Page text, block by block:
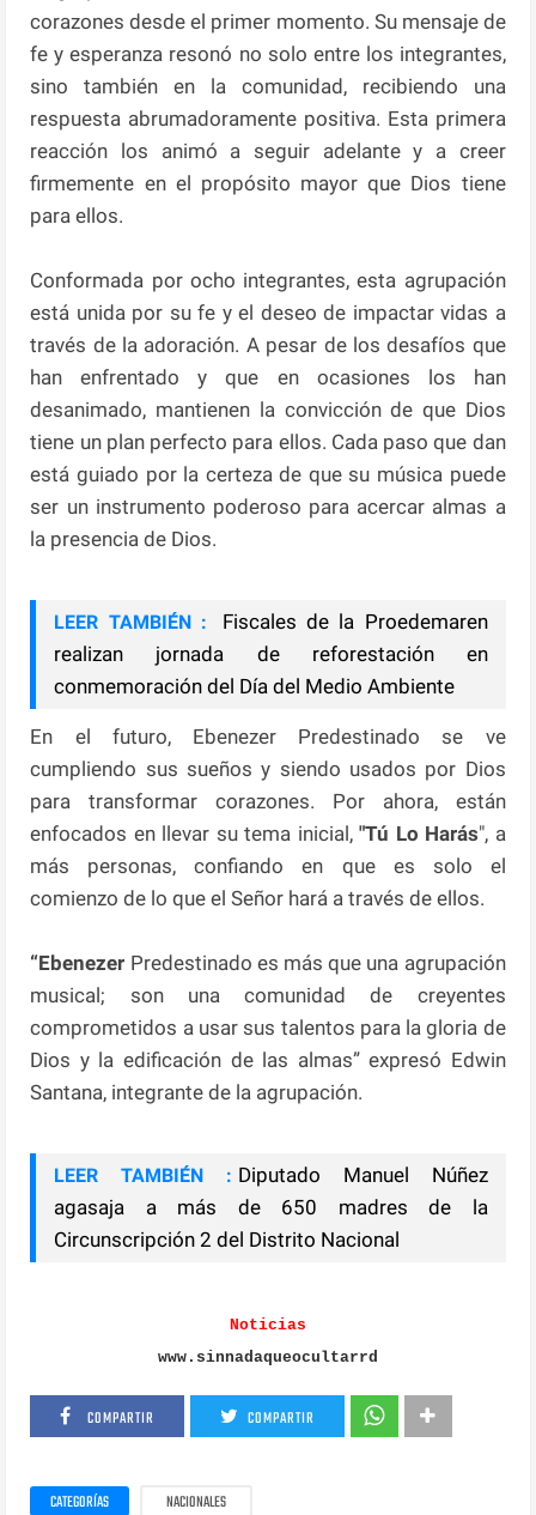
corazones desde el primer momento. Su mensaje de
fe y esperanza resonó no solo entre los integrantes,
sino también en la comunidad, recibiendo una
respuesta abrumadoramente positiva. Esta primera
reacción los animó a seguir adelante y a creer
firmemente en el propósito mayor que Dios tiene
para ellos.
Conformada por ocho integrantes, esta agrupación
está unida por su fe y el deseo de impactar vidas a
través de la adoración. A pesar de los desafíos que
han enfrentado y que en ocasiones los han
desanimado, mantienen la convicción de que Dios
tiene un plan perfecto para ellos. Cada paso que dan
está guiado por la certeza de que su música puede
ser un instrumento poderoso para acercar almas a
la presencia de Dios.
LEER TAMBIÉN :
Fiscales de la Proedemaren
realizan jornada de reforestación en
conmemoración del Día del Medio Ambiente
En el futuro, Ebenezer Predestinado se ve
cumpliendo sus sueños y siendo usados por Dios
para transformar corazones. Por ahora, están
enfocados en llevar su tema inicial,"Tú Lo Harás", a
más personas, confiando en que es solo el
comienzo de lo que el Señor hará a través de ellos.
“Ebenezer Predestinado es más que una agrupación
musical; son una comunidad de creyentes
comprometidos a usar sus talentos para la gloria de
Dios y la edificación de las almas” expresó Edwin
Santana, integrante de la agrupación.
LEER TAMBIÉN : Diputado Manuel Núñez
agasaja a más de 650 madres de la
Circunscripción 2 del Distrito Nacional
Noticias
www.sinnadaqueocultarrd
COMPARTIR COMPARTIR
CATEGORÍAS NACIONALES